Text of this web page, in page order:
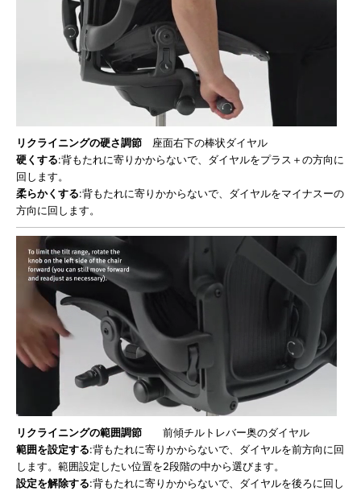
リクライニングの硬さ調節 座面右下の棒状ダイヤル
硬くする:背もたれに寄りかからないで、ダイヤルをプラス＋の方向に
回します。
柔らかくする:背もたれに寄りかからないで、ダイヤルをマイナスーの
方向に回します。
リクライニングの範囲調節 前傾チルトレバー奥のダイヤル
範囲を設定する:背もたれに寄りかからないで、ダイヤルを前方向に回
します。範囲設定したい位置を2段階の中から選びます。
設定を解除する:背もたれに寄りかからないで、ダイヤルを後ろに回し